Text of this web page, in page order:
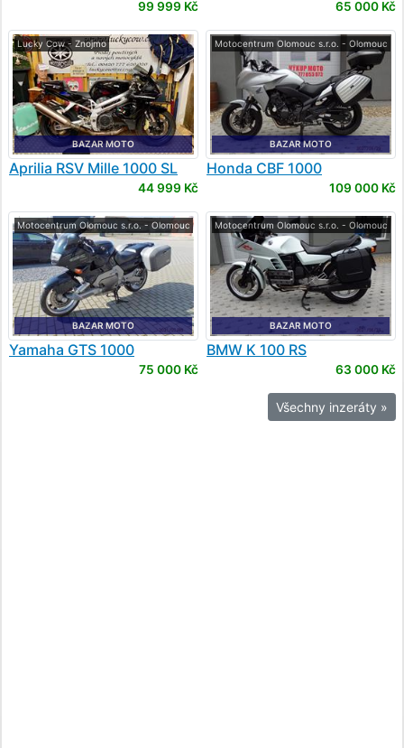
99 999 Kč 65 000 Kč
Lucky Cow - Znojmo
BAZAR MOTO
Aprilia RSV Mille 1000 SL
44 999 Kč
Motocentrum Olomouc s.r.o. - Olomouc
BAZAR MOTO
Honda CBF 1000
109 000 Kč
Motocentrum Olomouc s.r.o. - Olomouc
BAZAR MOTO
Yamaha GTS 1000
75 000 Kč
Motocentrum Olomouc s.r.o. - Olomouc
BAZAR MOTO
BMW K 100 RS
63 000 Kč
Všechny inzeráty »